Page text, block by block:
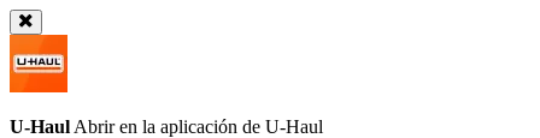
U-Haul Abrir en la aplicación de U-Haul